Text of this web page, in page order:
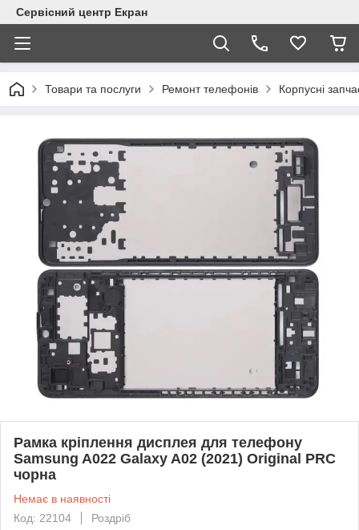
Сервісний центр Екран
Товари та послуги Ремонт телефонів Корпусні
Рамка кріплення дисплея для телефону
Samsung A022 Galaxy A02 (2021) Original PRC
чорна
Немає в наявності
Код: 22104
Роздріб